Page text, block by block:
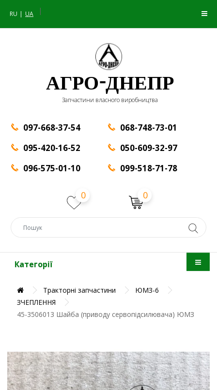
RU UA |
АГРО-ДНЕПР
Запчастини власного виробництва
097-668-37-54
095-420-16-52
096-575-01-10
068-748-73-01
050-609-32-97
099-518-71-78
0 0
Категорії
Тракторні запчастини
ЮМЗ-6
ЗЧЕПЛЕННЯ
45-3506013 Шайба (приводу сервопідсилювача) ЮМЗ